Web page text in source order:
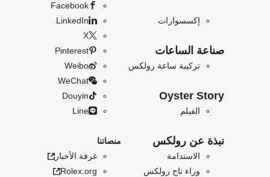
إكسسوارات
صناعة الساعات
تركيبة ساعة رولكس
Oyster Story
الفيلم
نبذة عن رولكس
الاستدامة
وراء تاج رولكس
Facebook
LinkedIn
X
Pinterest
Weibo
WeChat
Douyin
Line
منصاتنا
غرفة الأخبار
Rolex.org